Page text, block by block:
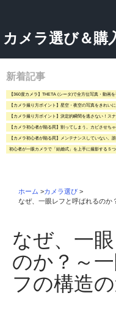
カメラ選び＆購
ン
ツ
へ
ス
キ
ッ
プ
新着記事
【360度カメラ】THETA (シータ)で全方位写真・動画
【カメラ撮り方ポイント】星空・夜空の写真をきれい
【カメラ撮り方ポイント】決定的瞬間を逃さない！ス
【カメラ初心者が陥る罠】割ってしまう。カビさせち
【カメラ初心者が陥る罠】メンテナンスしていない。
初心者が一眼カメラで「結婚式」を上手に撮影する５
ホーム >カメラ選び >
なぜ、一眼レフと呼ばれるのか
なぜ、一
のか？～
フの構造